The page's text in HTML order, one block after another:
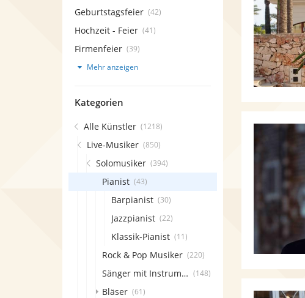
Geburtstagsfeier (42)
Hochzeit - Feier (41)
Firmenfeier (39)
Mehr anzeigen
Kategorien
Alle Künstler (1218)
Live-Musiker (850)
Solomusiker (394)
Pianist (43)
Barpianist (30)
Jazzpianist (22)
Klassik-Pianist (11)
Rock & Pop Musiker (220)
Sänger mit Instrument (148)
Bläser (61)